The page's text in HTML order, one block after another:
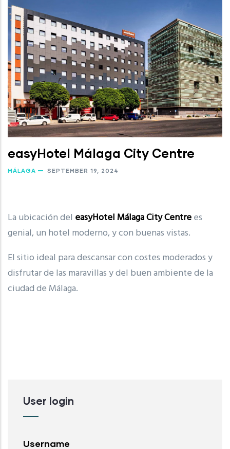
easyHotel Málaga City Centre
MÁLAGA SEPTEMBER 19, 2024
La ubicación del easyHotel Málaga City Centrees
genial, un hotel moderno, y con buenas vistas.
El sitio ideal para descansar con costes moderados y
disfrutar de las maravillas y del buen ambiente de la
ciudad de Málaga.
User login
Username